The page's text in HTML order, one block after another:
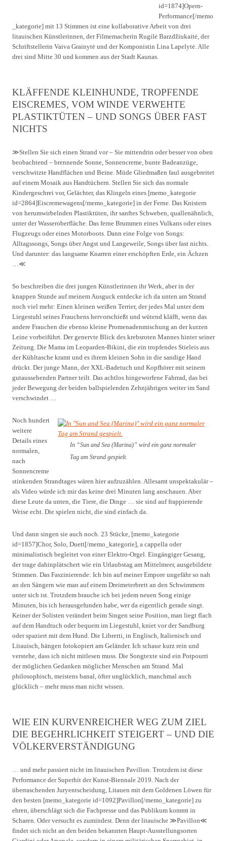
id=1874]Opern-
Performance[/memo
_kategorie] mit 13 Stimmen ist eine kollaborative Arbeit von drei
litauischen Künstlerinnen, der Filmemacherin Rugilė Barzdžiukaitė, der
Schriftstellerin Vaiva Grainytė und der Komponistin Lina Lapelytė. Alle
drei sind Mitte 30 und kommen aus der Stadt Kaunas.
KLÄFFENDE KLEINHUNDE, TROPFENDE
EISCREMES, VOM WINDE VERWEHTE
PLASTIKTÜTEN – UND SONGS ÜBER FAST
NICHTS
≫Stellen Sie sich einen Strand vor – Sie mittendrin oder besser von oben
beobachtend – brennende Sonne, Sonnencreme, bunte Badeanzüge,
verschwitzte Handflächen und Beine. Müde Gliedmaßen faul ausgebreitet
auf einem Mosaik aus Handtüchern. Stellen Sie sich das normale
Kindergeschrei vor, Gelächter, das Klingeln eines [memo_kategorie
id=2864]Eiscremewagens[/memo_kategorie] in der Ferne. Das Knistern
von herumwirbelnden Plastiktüten, ihr sanftes Schweben, quallenähnlich,
unter der Wasseroberfläche. Das ferne Brummen eines Vulkans oder eines
Flugzeugs oder eines Motorboots. Dann eine Folge von Songs:
Alltagssongs, Songs über Angst und Langeweile, Songs über fast nichts.
Und darunter: das langsame Knarren einer erschöpften Erde, ein Ächzen
…≪
So beschreiben die drei jungen Künstlerinnen ihr Werk, aber in der
knappen Stunde auf meinem Ausguck entdecke ich da unten am Strand
noch viel mehr: Einen kleinen weißen Terrier, der jedes Mal unter dem
Liegestuhl seines Frauchens hervorschießt und wütend kläfft, wenn das
andere Frauchen die ebenso kleine Promenadenmischung an der kurzen
Leine vorbeiführt. Der genervte Blick des krebsroten Mannes hinter seiner
Zeitung. Die Mama im Leoparden-Bikini, die ein tropfendes Stieleis aus
der Kühltasche kramt und es ihrem kleinen Sohn in die sandige Hand
drückt. Der junge Mann, der XXL-Badetuch und Kopfhörer mit seinem
gutaussehenden Partner teilt. Das achtlos hingeworfene Fahrrad, das bei
jeder Bewegung der beiden ballspielenden Zehnjährigen weiter im Sand
verschwindet …
In “Sun and Sea (Marina)” wird ein ganz normaler
Tag am Strand gespielt.
Noch hundert
weitere
Details eines
normalen,
nach
Sonnencreme
stinkenden Strandtages wären hier aufzuzählen. Allesamt unspektakulär –
als Video würde ich mir das keine drei Minuten lang anschauen. Aber
diese Leute da unten, die Tiere, die Dinge … sie sind auf frappierende
Weise echt. Die spielen nicht, die sind einfach da.
Und dann singen sie auch noch. 23 Stücke, [memo_kategorie
id=1857]Chor, Solo, Duett[/memo_kategorie], a cappella oder
minimalistisch begleitet von einer Elektro-Orgel. Eingängiger Gesang,
der trage dahinplätschert wie ein Urlaubstag am Mittelmeer, ausgebildete
Stimmen. Das Faszinierende: Ich bin auf meiner Empore ungefähr so nah
an den Sängern wie man auf einem Dreimeterbrett an den Schwimmern
unter sich ist. Trotzdem brauche ich bei jedem neuen Song einige
Minuten, bis ich herausgefunden habe, wer da eigentlich gerade singt.
Keiner der Solisten verändert beim Singen seine Position, man liegt flach
auf dem Handtuch oder bequem im Liegestuhl, kniet vor der Sandburg
oder spaziert mit dem Hund. Die Libretti, in Englisch, Italienisch und
Litauisch, hängen fotokopiert am Geländer. Ich schaue kurz rein und
verstehe, dass ich nicht mitlesen muss. Die Songtexte sind ein Potpourri
der möglichen Gedanken möglicher Menschen am Strand. Mal
philosophisch, meistens banal, öfter unglücklich, manchmal auch
glücklich – mehr muss man nicht wissen.
WIE EIN KURVENREICHER WEG ZUM ZIEL
DIE BEGEHRLICHKEIT STEIGERT – UND DIE
VÖLKERVERSTÄNDIGUNG
… und mehr passiert nicht im litauischen Pavillon. Trotzdem ist diese
Performance der Superhit der Kunst-Biennale 2019. Nach der
überraschenden Juryentscheidung, Litauen mit dem Goldenen Löwen für
den besten [memo_kategorie id=1092]Pavillon[/memo_kategorie] zu
ehren, überschlägt sich die Fachpresse und das Publikum kommt in
Scharen. Oder versucht es zumindest. Denn der litauische ≫Pavillon≪
findet sich nicht an den beiden bekannten Haupt-Ausstellungsorten